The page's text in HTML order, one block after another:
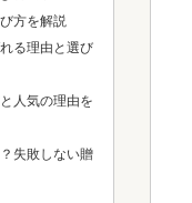
方を解説
る理由と選び
人気の理由を
失敗しない贈